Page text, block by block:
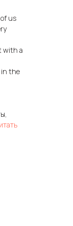
us
with a
in the